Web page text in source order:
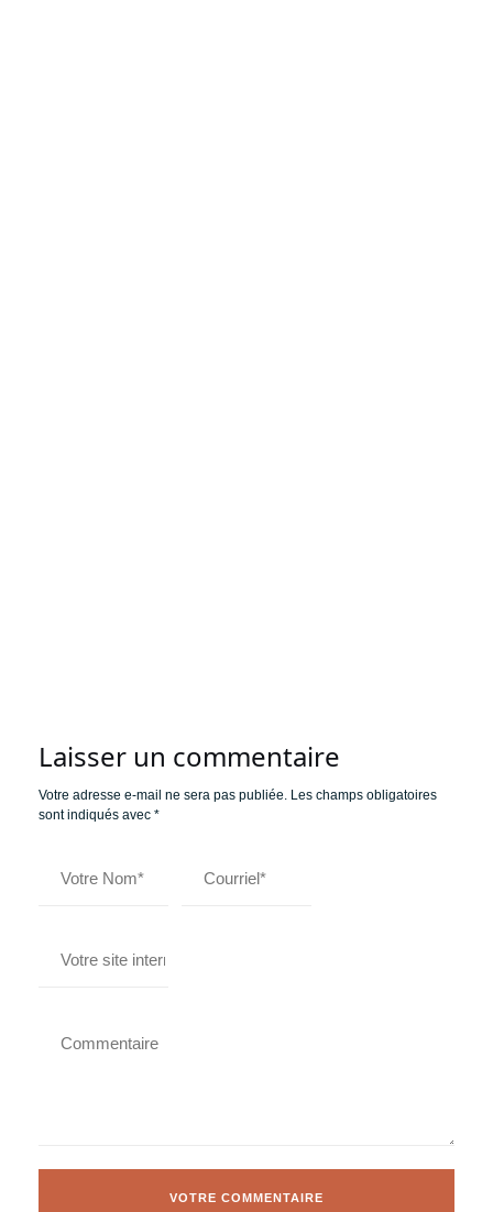
Laisser un commentaire
Votre adresse e-mail ne sera pas publiée. Les champs obligatoires
sont indiqués avec *